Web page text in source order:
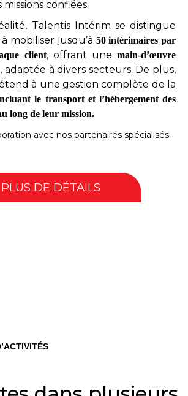
missions confiées.
Talentis Intérim se distingue
mobiliser jusqu’à 50 intérimaires par
client, offrant une main-d’œuvre
, adaptée à divers secteurs. De plus,
à une gestion complète de la
le transport et l’hébergement des
long de leur mission.
avec nos partenaires spécialisés
PLUS DE DÉTAILS